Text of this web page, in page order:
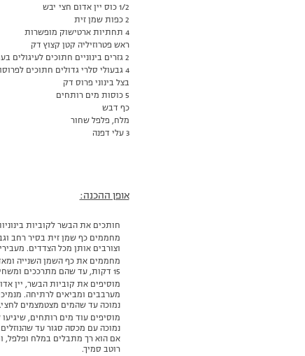
1/2 כוס יין אדום חצי יבש
2 כפות שמן זית
4 תחתיות ארטישוק מופשרות
ראש פטרוזיליה קטן קצוץ דק
2 גזרים בינוניים חתוכים לעיגולים בעובי אצבע
4 גבעולי סלרי גדולים חתוכים לפרוסות בעובי אצבע
בצל בינוני פרוס דק
5 כוסות מים רותחים
כף דבש
מלח, פלפל שחור
3 עלי דפנה
אופן ההכנה:
חותכים את הבשר לקוביות
מחממים כף שמן זית בסיר רחב
וצורבים אותן מכל הצדדים.
מחממים את כף השמן השנייה
15 דקות, עד שהם מתרככים ומשחימים מעט.
מוסיפים את קוביות הבשר, יין
מערבבים ומביאים לרתיחה.
נמוכה עד שהמים מצטמצמים לחצי.
מוסיפים עוד מים רותחים,
נמוכה עם מכסה סגור עד
אם הוא רך מתבלים במלח ופלפל,
רוטב סמיך.